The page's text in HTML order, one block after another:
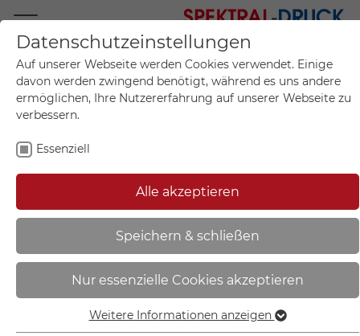
Mo.-Fr. 09:00-17:00
+49 (0)711 55 75 25
Mein Konto
Mein Warenkorb
Sie sind hier: Start
Phos Wegweiser aus Edelstahl |
Toilettenschild mit Symbol WC
und Pfeil rechtsweisend - PK1210
Datenschutzeinstellungen
Auf unserer Webseite werden Cookies verwendet. Einige
davon werden zwingend benötigt, während es uns andere
ermöglichen, Ihre Nutzererfahrung auf unserer Webseite zu
verbessern.
Essenziell
Alle akzeptieren
Speichern & schließen
Nur essenzielle Cookies akzeptieren
Essenziell
Weitere Informationen anzeigen